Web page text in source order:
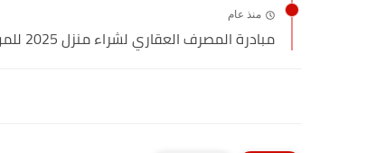
منذ عام
مبادرة المصرف العقاري لشراء منزل 2025 للمواطنين